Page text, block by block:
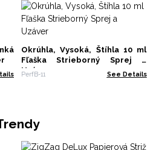
Okrúhla, Vysoká, Štíhla 10 ml
Fľaška Strieborný Sprej a
Uzáver
PerfB-11 See Details